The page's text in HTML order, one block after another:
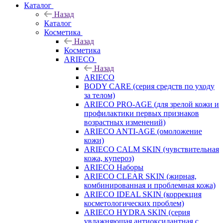
Каталог
Назад
Каталог
Косметика
Назад
Косметика
ARIECO
Назад
ARIECO
BODY CARE (серия средств по уходу
за телом)
ARIECO PRO-AGE (для зрелой кожи и
профилактики первых признаков
возрастных изменений)
ARIECO ANTI-AGE (омоложение
кожи)
ARIECO CALM SKIN (чувствительная
кожа, купероз)
ARIECO Наборы
ARIECO CLEAR SKIN (жирная,
комбинированная и проблемная кожа)
ARIECO IDEAL SKIN (коррекция
косметологических проблем)
ARIECO HYDRA SKIN (серия
увлажняющая антиоксидантная с